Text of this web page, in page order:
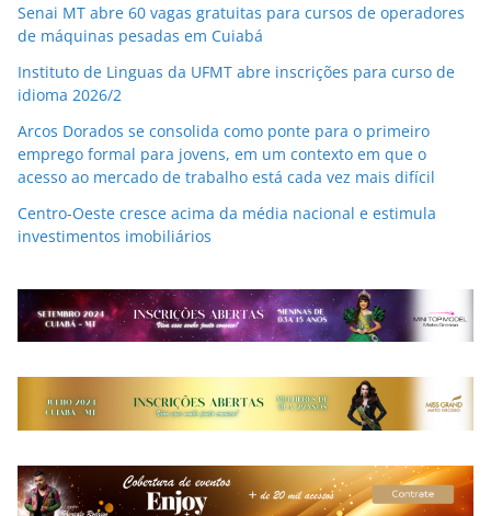
Senai MT abre 60 vagas gratuitas para cursos de operadores
de máquinas pesadas em Cuiabá
Instituto de Linguas da UFMT abre inscrições para curso de
idioma 2026/2
Arcos Dorados se consolida como ponte para o primeiro
emprego formal para jovens, em um contexto em que o
acesso ao mercado de trabalho está cada vez mais difícil
Centro-Oeste cresce acima da média nacional e estimula
investimentos imobiliários